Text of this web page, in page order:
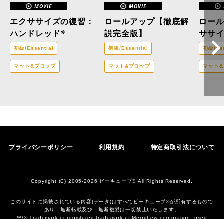
MOVIE
エクササイズの復習：
ハンドレッド*
初級/Essential
マット&プロップ
MOVIE
ロールアップ【徹底解
説完全版】
初級/Essential
マット&プロップ
ロー
ササ
初級/
マット
プライバシーポリシー 利用規約 特定商取引法について
Copyright (C) 2005-2026 ビーキューブ® All Rights Reserved.
このサイトに掲載されている内容(データ)はすべてビーキューブ®︎が所有するもので
あり、無断転載及び、無断複製は一切禁止いたします。
™/® Trademark or registered trademark of Merrithew corporation, used